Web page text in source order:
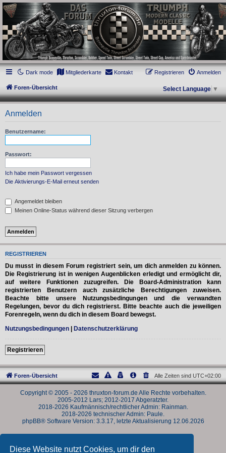
Diese Website nutzt Cookies, um dir den
thruxton-forum.de
DAS FORUM! Alles rund um die Triumph Modern Classic Modelle. Das Forum für
die New Bonneville Baureihen ab BJ 2001. Triumph Bonneville, Thruxton,
Scrambler, Bobber, Speed Twin, Street Scrambler, Street Twin, Street Cup, America
und Speedmaster.
Dark mode
Mitgliederkarte Kontakt Anmelden
Registrieren
Foren-Übersicht Select Language ▼
Anmelden
Benutzername:
Passwort:
Ich habe mein Passwort vergessen
Die Aktivierungs-E-Mail erneut senden
Angemeldet bleiben
Meinen Online-Status während dieser Sitzung verbergen
REGISTRIEREN
Du musst in diesem Forum registriert sein, um dich anmelden zu können.
Die Registrierung ist in wenigen Augenblicken erledigt und ermöglicht dir,
auf weitere Funktionen zuzugreifen. Die Board-Administration kann
registrierten Benutzern auch zusätzliche Berechtigungen zuweisen.
Beachte bitte unsere Nutzungsbedingungen und die verwandten
Regelungen, bevor du dich registrierst. Bitte beachte auch die jeweiligen
Forenregeln, wenn du dich in diesem Board bewegst.
Nutzungsbedingungen | Datenschutzerklärung
Registrieren
Foren-Übersicht Alle Zeiten sind UTC+02:00
Copyright © 2005 - 2026 thruxton-forum.de Alle Rechte vorbehalten.
2005-2012 Lars; 2012-2017 Abgeratzter.
2018-2026 Kaufmännisch/rechtlicher Admin: Rainman.
2018-2026 technischer Admin: Paule.
phpBB® Software Version: 3.3.17, letzte Aktualisierung 12.06.2026
Deutsche Übersetzung durchphpBB.de